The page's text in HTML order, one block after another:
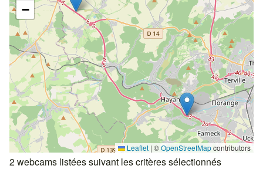
−
Leaflet | ©OpenStreetMapcontributors
2 webcams listées suivant les critères sélectionnés